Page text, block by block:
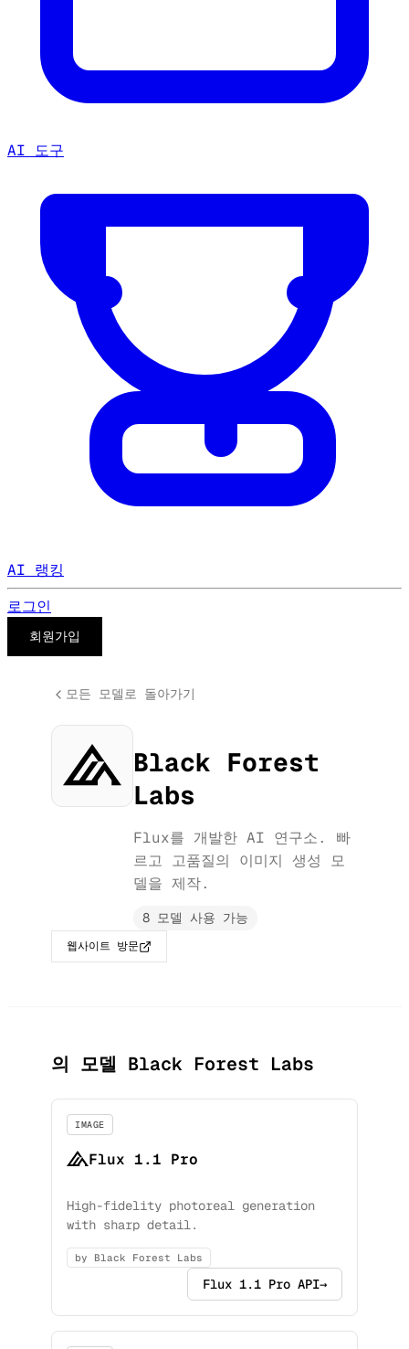
AI 도구
AI 랭킹
로그인
회원가입
모든 모델로 돌아가기
Black Forest
Labs
Flux를 개발한 AI 연구소. 빠
르고 고품질의 이미지 생성 모
델을 제작.
8 모델 사용 가능
웹사이트 방문
의 모델 Black Forest Labs
IMAGE
Flux 1.1 Pro
High-fidelity photoreal generation
with sharp detail.
by Black Forest Labs
Flux 1.1 Pro API→